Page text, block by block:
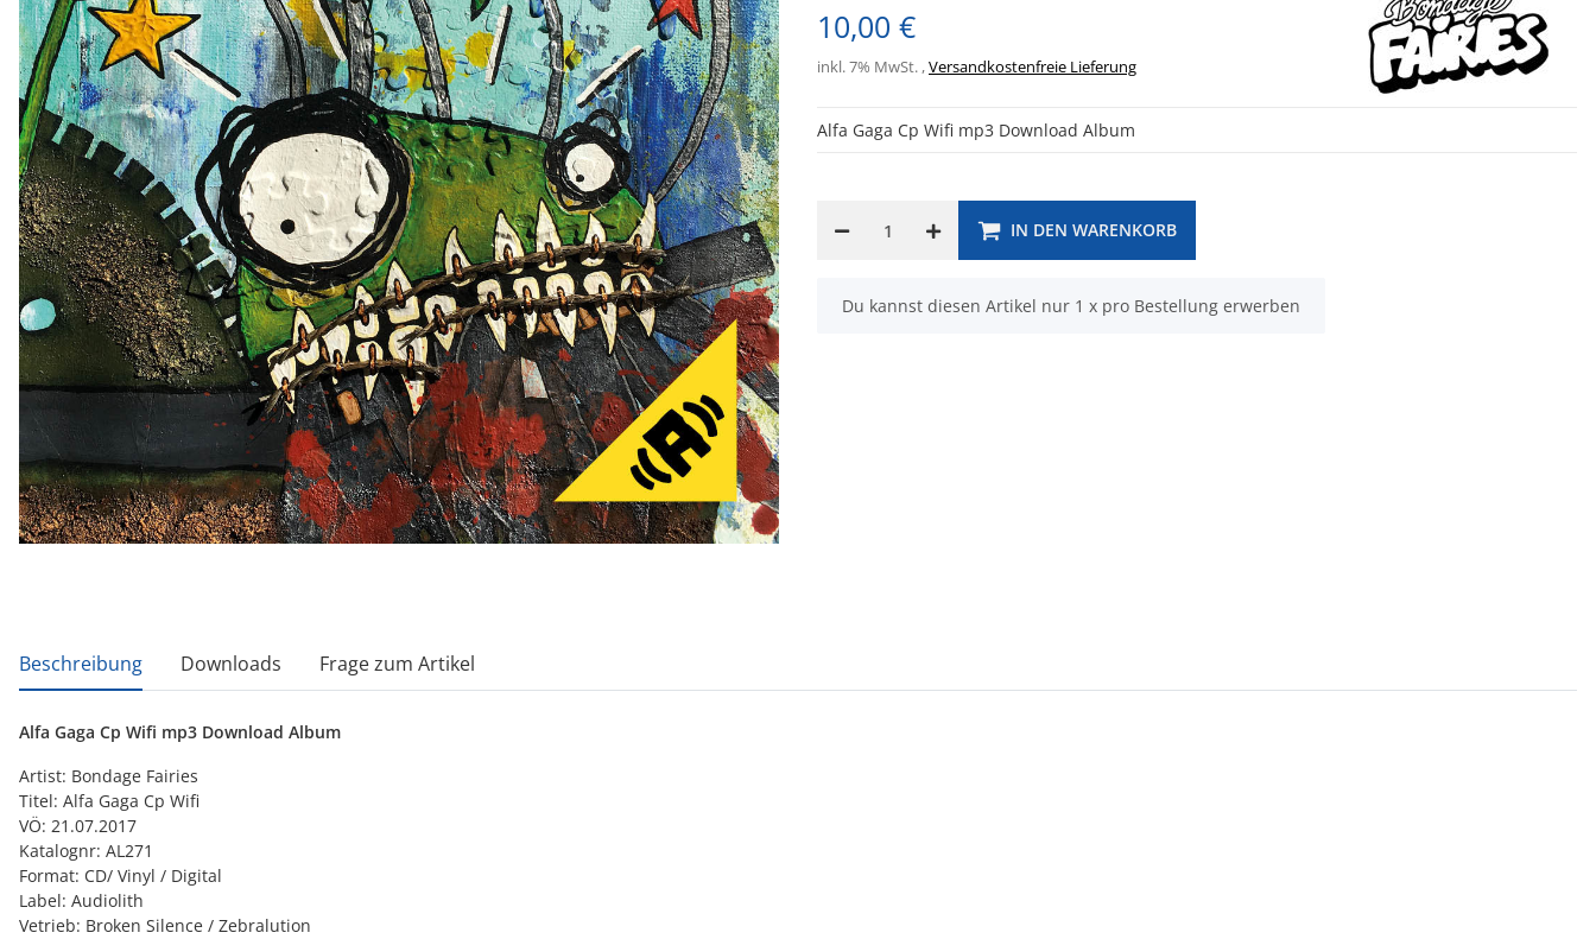
10,00 €
inkl. 7% MwSt. ,Versandkostenfreie Lieferung
Alfa Gaga Cp Wifi mp3 Download Album
IN DEN WARENKORB
x
Du kannst diesen Artikel nur 1 x pro Bestellung erwerben
weitere Registerkarten anzeigen
Beschreibung Downloads Frage zum Artikel
Alfa Gaga Cp Wifi mp3 Download Album
Artist: Bondage Fairies
Titel: Alfa Gaga Cp Wifi
VÖ: 21.07.2017
Katalognr: AL271
Format: CD/ Vinyl / Digital
Label: Audiolith
Vetrieb: Broken Silence / Zebralution